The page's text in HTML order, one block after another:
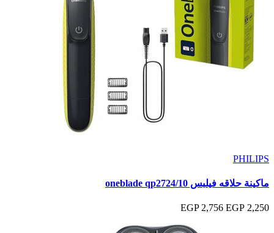
PHILIPS
ماكينة حلاقه فيلبس oneblade qp2724/10
2,250 EGP
2,756 EGP